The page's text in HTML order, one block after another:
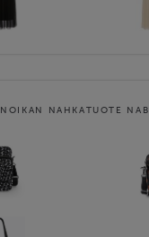
NOIKAN NAHKATUOTE